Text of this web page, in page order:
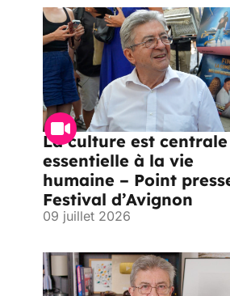
La culture est
essentielle à la vie
humaine – Point
Festival d’Avignon
09 juillet 2026